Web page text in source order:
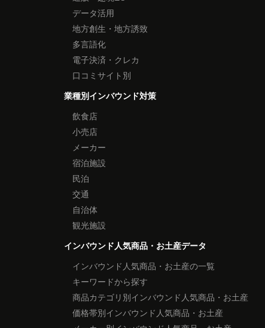
データ活用
地方創生・地方誘致
多言語化
電子決済・クレカ
口コミサイト別
業種別インバウンド対策
飲食店
小売店
メーカー
宿泊施設
民泊
交通
自治体
観光施設
インバウンド人気商品・お土産データ
インバウンド人気商品・お土産の一覧
キーワードから探す
商品カテゴリ別インバウンド人気商品・お土産
価格帯別インバウンド人気商品・お土産